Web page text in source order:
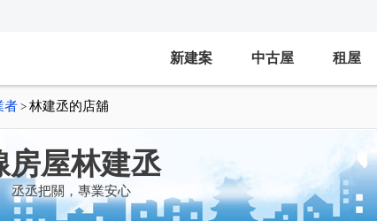
新建案 中古屋 租屋
者 > 林建丞的店舖
房屋林建丞
丞丞把關，專業安心